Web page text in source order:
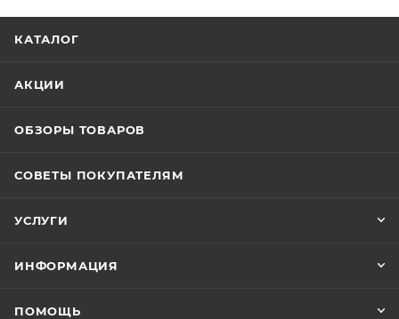
КАТАЛОГ
АКЦИИ
ОБЗОРЫ ТОВАРОВ
СОВЕТЫ ПОКУПАТЕЛЯМ
УСЛУГИ
ИНФОРМАЦИЯ
ПОМОЩЬ